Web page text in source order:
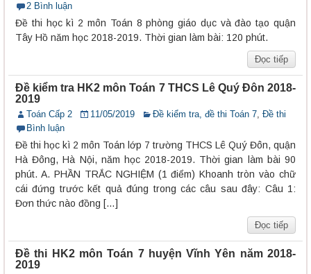
2 Bình luận
Đề thi học kì 2 môn Toán 8 phòng giáo dục và đào tạo quận
Tây Hồ năm học 2018-2019. Thời gian làm bài: 120 phút.
Đọc tiếp
Đề kiểm tra HK2 môn Toán 7 THCS Lê Quý Đôn 2018-
2019
Toán Cấp 2 11/05/2019 Đề kiểm tra, đề thi Toán 7, Đề thi
Bình luận
Đề thi học kì 2 môn Toán lớp 7 trường THCS Lê Quý Đôn, quận
Hà Đông, Hà Nội, năm học 2018-2019. Thời gian làm bài 90
phút. A. PHẦN TRẮC NGHIỆM (1 điểm) Khoanh tròn vào chữ
cái đứng trước kết quả đúng trong các câu sau đây: Câu 1:
Đơn thức nào đồng […]
Đọc tiếp
Đề thi HK2 môn Toán 7 huyện Vĩnh Yên năm 2018-
2019